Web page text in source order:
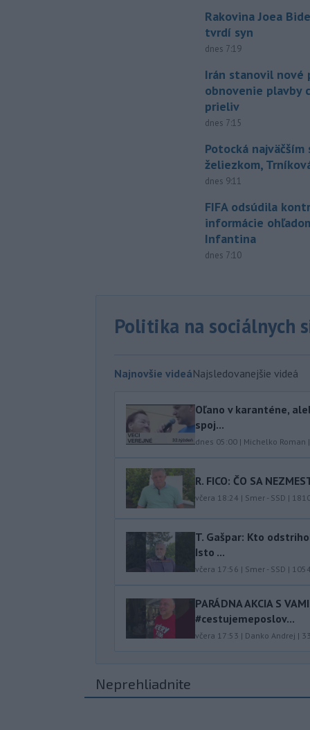
Rakovina Joea
tvrdí syn
dnes 7:19
Irán stanovil nové
obnovenie plavby
prieliv
dnes 7:15
Potocká najväčším
želiezkom,
dnes 9:11
FIFA odsúdila
informácie
Infantina
dnes 7:10
Politika na sociálnych
Najnovšie videáNajsledovanejšie videá
Oľano v karanténe,
spoj...
dnes 05:00 | Michelko Roman |
R. FICO: ČO SA
včera 18:24 | Smer - SSD |
T. Gašpar: Kto
Isto ...
včera 17:56 | Smer - SSD |
PARÁDNA AKCIA S
#cestujemeposlov...
včera 17:53 | Danko Andrej |
Neprehliadnite